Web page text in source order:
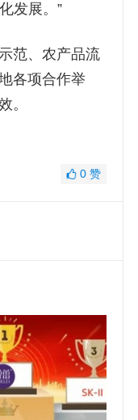
发展。”
范、农产品流
各项合作举
。
0 赞